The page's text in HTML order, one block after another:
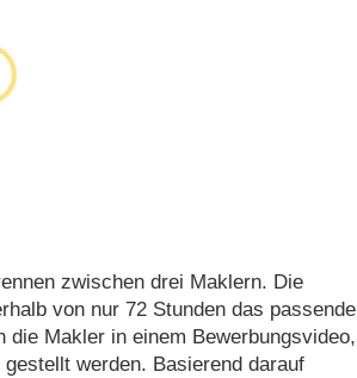
zwischen drei Maklern. Die
von nur 72 Stunden das passende
die Makler in einem Bewerbungsvideo,
werden. Basierend darauf